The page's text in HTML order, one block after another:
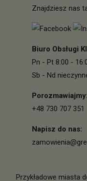
Znajdziesz nas
Biuro Obsługi
Pn - Pt 8:00 -
Sb - Nd
Porozmawiajmy:
+48 730 707 351
Napisz do nas:
Przykładowe miasta